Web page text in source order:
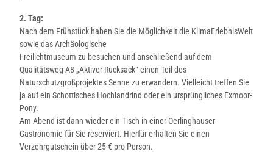
P
S
e
n
n
e
.
j
p
g
2. Tag:
Nach dem Frühstück haben Sie die Möglichkeit die KlimaErlebnisWelt
sowie das Archäologische
Freilichtmuseum zu besuchen und anschließend auf dem
Qualitätsweg A8 „Aktiver Rucksack“ einen Teil des
Naturschutzgroßprojektes Senne zu erwandern. Vielleicht treffen Sie
ja auf ein Schottisches Hochlandrind oder ein ursprüngliches Exmoor-
Pony.
Am Abend ist dann wieder ein Tisch in einer Oerlinghauser
Gastronomie für Sie reserviert. Hierfür erhalten Sie einen
Verzehrgutschein über 25 € pro Person.